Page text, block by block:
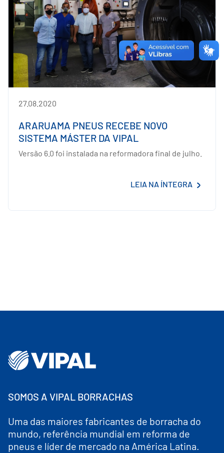
27.08.2020
ARARUAMA PNEUS RECEBE NOVO
SISTEMA MÁSTER DA VIPAL
Versão 6.0 foi instalada na reformadora final de julho.
LEIA NA ÍNTEGRA
SOMOS A VIPAL BORRACHAS
Uma das maiores fabricantes de borracha do
mundo, referência mundial em reforma de
pneus e líder de mercado na América Latina.